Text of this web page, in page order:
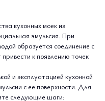
кухонных моек из
эмульсия. При
образуется соединение с
к появлению точек
и эксплуатацией кухонной
с ее поверхности. Для
следующие шаги: